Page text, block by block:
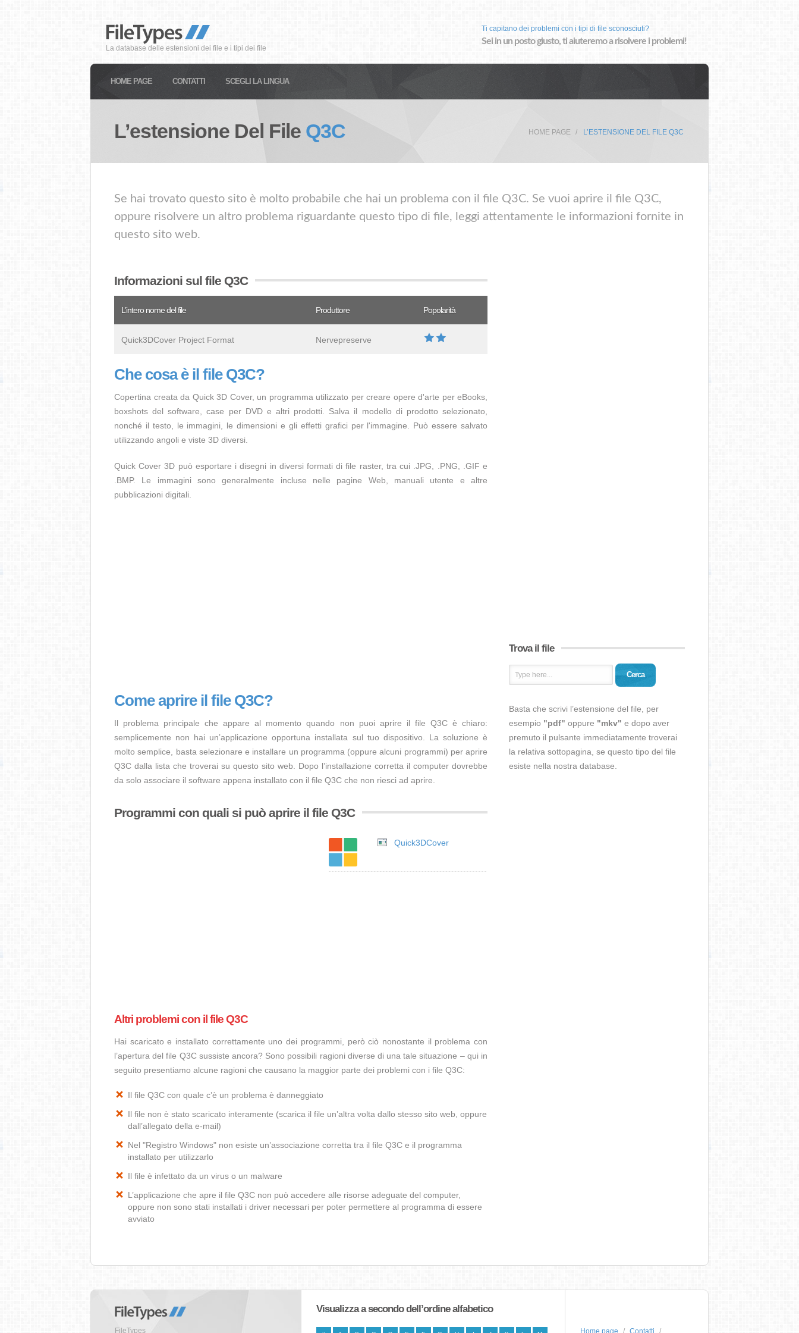
La database delle estensioni dei file e i tipi dei file
Ti capitano dei problemi con i tipi di file sconosciuti?
Sei in un posto giusto, ti aiuteremo a risolvere i problemi!
HOME PAGE CONTATTI SCEGLI LA LINGUA
L’estensione Del File Q3C HOME PAGE L’ESTENSIONE DEL FILE Q3C
Se hai trovato questo sito è molto probabile che hai un problema con il file Q3C. Se vuoi aprire il file Q3C,
oppure risolvere un altro problema riguardante questo tipo di file, leggi attentamente le informazioni fornite in
questo sito web.
Informazioni sul file Q3C
L’intero nome del file Produttore Popolarità
Quick3DCover Project Format Nervepreserve
Che cosa è il file Q3C?
Copertina creata da Quick 3D Cover, un programma utilizzato per creare opere d'arte per eBooks,
boxshots del software, case per DVD e altri prodotti. Salva il modello di prodotto selezionato,
nonché il testo, le immagini, le dimensioni e gli effetti grafici per l'immagine. Può essere salvato
utilizzando angoli e viste 3D diversi.
Quick Cover 3D può esportare i disegni in diversi formati di file raster, tra cui .JPG, .PNG, .GIF e
.BMP. Le immagini sono generalmente incluse nelle pagine Web, manuali utente e altre
pubblicazioni digitali.
Come aprire il file Q3C?
Il problema principale che appare al momento quando non puoi aprire il file Q3C è chiaro:
semplicemente non hai un’applicazione opportuna installata sul tuo dispositivo. La soluzione è
molto semplice, basta selezionare e installare un programma (oppure alcuni programmi) per aprire
Q3C dalla lista che troverai su questo sito web. Dopo l’installazione corretta il computer dovrebbe
da solo associare il software appena installato con il file Q3C che non riesci ad aprire.
Programmi con quali si può aprire il file Q3C
Quick3DCover
Altri problemi con il file Q3C
Hai scaricato e installato correttamente uno dei programmi, però ciò nonostante il problema con
l’apertura del file Q3C sussiste ancora? Sono possibili ragioni diverse di una tale situazione – qui in
seguito presentiamo alcune ragioni che causano la maggior parte dei problemi con i file Q3C:
Il file Q3C con quale c’è un problema è danneggiato
Il file non è stato scaricato interamente (scarica il file un’altra volta dallo stesso sito web, oppure
dall’allegato della e-mail)
Nel "Registro Windows" non esiste un’associazione corretta tra il file Q3C e il programma
installato per utilizzarlo
Il file è infettato da un virus o un malware
L’applicazione che apre il file Q3C non può accedere alle risorse adeguate del computer,
oppure non sono stati installati i driver necessari per poter permettere al programma di essere
avviato
Trova il file
Cerca
Basta che scrivi l’estensione del file, per
esempio "pdf" oppure "mkv" e dopo aver
premuto il pulsante immediatamente troverai
la relativa sottopagina, se questo tipo del file
esiste nella nostra database.
FileTypes
Visualizza a secondo dell’ordine alfabetico
Home page Contatti